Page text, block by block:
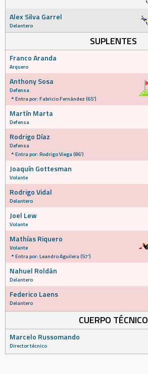
Alex Silva Garrel
Delantero
SUPLENTES
Franco Aranda
Arquero
Anthony Sosa
Defensa
Entra por: Fabricio Fernández (65')
Martín Marta
Defensa
Rodrigo Díaz
Defensa
Entra por: Rodrigo Viega (86')
Joaquín Gottesman
Volante
Rodrigo Vidal
Delantero
Joel Lew
Volante
Mathías Riquero
Volante
Entra por: Leandro Aguilera (57')
Nahuel Roldán
Delantero
Federico Laens
Delantero
CUERPO TÉCNICO
Marcelo Russomando
Director técnico